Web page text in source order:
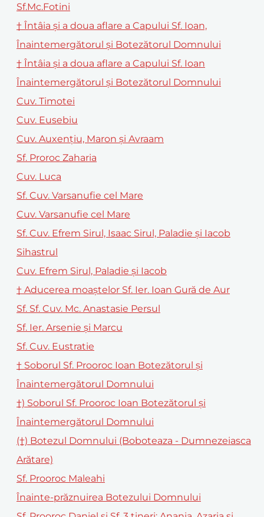
Sf.Mc.Fotini
† Întâia și a doua aflare a Capului Sf. Ioan,
Înaintemergătorul și Botezătorul Domnului
† Întâia şi a doua aflare a Capului Sf. Ioan
Înaintemergătorul şi Botezătorul Domnului
Cuv. Timotei
Cuv. Eusebiu
Cuv. Auxenţiu, Maron şi Avraam
Sf. Proroc Zaharia
Cuv. Luca
Sf. Cuv. Varsanufie cel Mare
Cuv. Varsanufie cel Mare
Sf. Cuv. Efrem Sirul, Isaac Sirul, Paladie și Iacob
Sihastrul
Cuv. Efrem Sirul, Paladie şi Iacob
† Aducerea moaștelor Sf. Ier. Ioan Gură de Aur
Sf. Sf. Cuv. Mc. Anastasie Persul
Sf. Ier. Arsenie şi Marcu
Sf. Cuv. Eustratie
† Soborul Sf. Prooroc Ioan Botezătorul și
Înaintemergătorul Domnului
†) Soborul Sf. Prooroc Ioan Botezătorul şi
Înaintemergătorul Domnului
(†) Botezul Domnului (Boboteaza - Dumnezeiasca
Arătare)
Sf. Prooroc Maleahi
Înainte-prăznuirea Botezului Domnului